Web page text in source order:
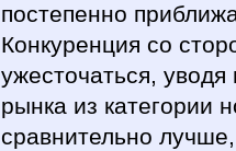
постепенно
Конкуренция со
ужесточаться,
рынка из категории
сравнительно